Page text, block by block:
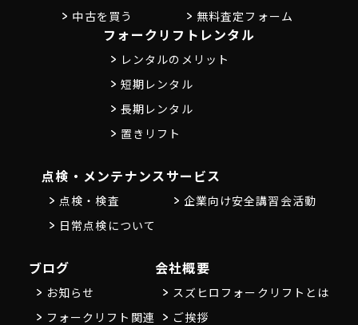
中古を買う
無料査定フォーム
フォークリフトレンタル
レンタルのメリット
短期レンタル
長期レンタル
置きリフト
点検・メンテナンス
点検・検査
日常点検について
サービス
企業向け安全講習会活動
ブログ
お知らせ
フォークリフト関連
会社概要
スズヒロフォークリフトとは
ご挨拶